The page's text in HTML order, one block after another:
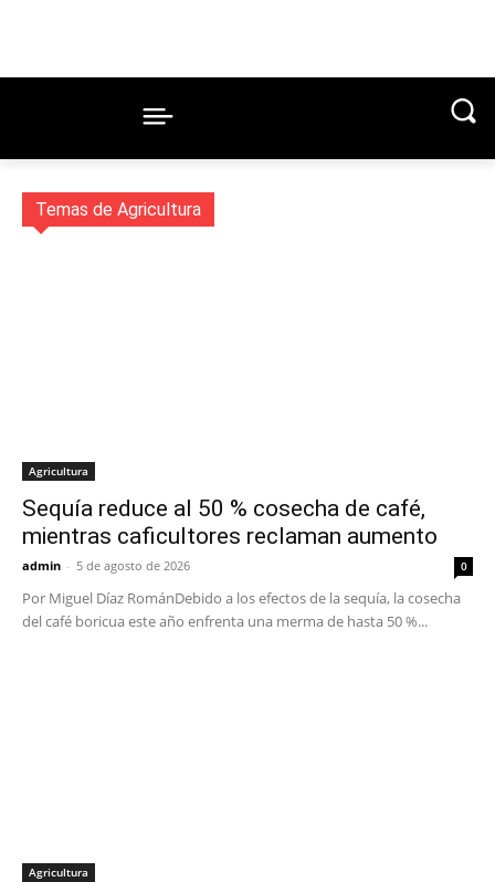
Temas de Agricultura
Agricultura
Sequía reduce al 50 % cosecha de café,
mientras caficultores reclaman aumento
admin - 5 de agosto de 2026 0
Por Miguel Díaz RománDebido a los efectos de la sequía, la cosecha
del café boricua este año enfrenta una merma de hasta 50 %...
Agricultura